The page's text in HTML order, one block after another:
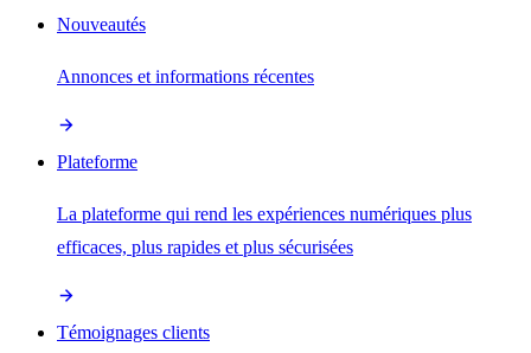
Nouveautés
Annonces et informations récentes
Plateforme
La plateforme qui rend les expériences numériques plus
efficaces, plus rapides et plus sécurisées
Témoignages clients